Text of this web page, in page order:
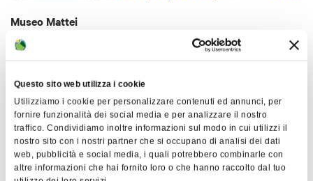
Questo sito web utilizza i cookie
Utilizziamo i cookie per personalizzare contenuti ed annunci, per
fornire funzionalità dei social media e per analizzare il nostro
traffico. Condividiamo inoltre informazioni sul modo in cui utilizzi il
nostro sito con i nostri partner che si occupano di analisi dei dati
web, pubblicità e social media, i quali potrebbero combinarle con
altre informazioni che hai fornito loro o che hanno raccolto dal tuo
Museo Mattei
SP62
40032 Camugnano
COME ARRIVARE
Interessi